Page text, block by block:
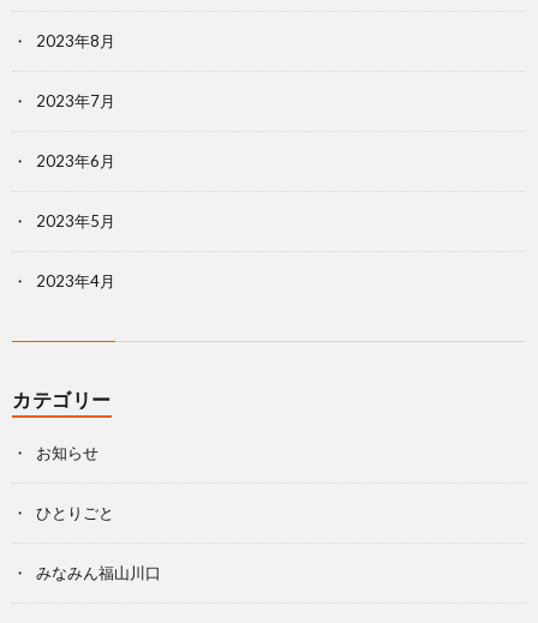
2023年8月
2023年7月
2023年6月
2023年5月
2023年4月
カテゴリー
お知らせ
ひとりごと
みなみん福山川口